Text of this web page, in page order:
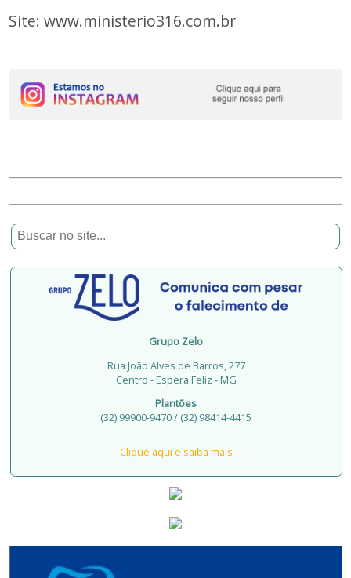
Site: www.ministerio316.com.br
Grupo Zelo
Rua João Alves de Barros, 277
Centro - Espera Feliz - MG
Plantões
(32) 99900-9470 / (32) 98414-4415
Clique aqui e saiba mais